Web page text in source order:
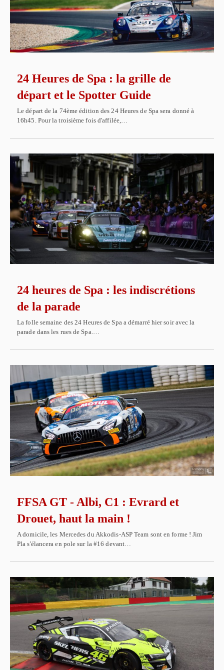
24 Heures de Spa : la grille de
départ et le Spotter Guide
Le départ de la 74ème édition des 24 Heures de Spa sera donné à
16h45. Pour la troisième fois d'affilée,…
24 heures de Spa : les indiscrétions
de la parade
La folle semaine des 24 Heures de Spa a démarré hier soir avec la
parade dans les rues de Spa.…
FFSA GT - Albi, C1 : Evrard et
Drouet, haut la main !
A domicile, les Mercedes du Akkodis-ASP Team sont en forme ! Jim
Pla s'élancera en pole sur la #16 devant…